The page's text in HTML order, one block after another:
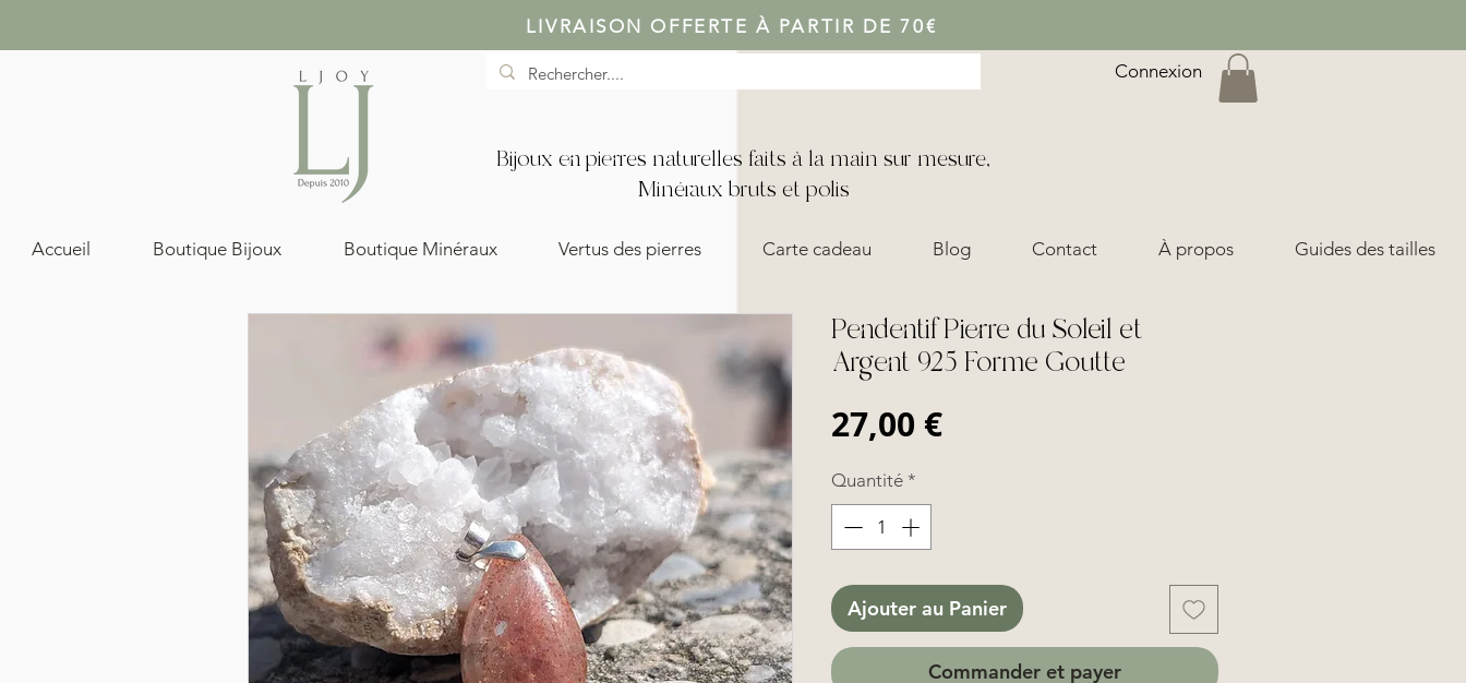
LIVRAISON OFFERTE À PARTIR DE 70€
Connexion
Bijoux en pierres naturelles faits à la main sur mesure,
Minéraux bruts et polis
Accueil Boutique Bijoux Boutique Minéraux Vertus des pierres Carte cadeau Blog Contact À propos Guides des tailles
Pendentif Pierre du Soleil et
Argent 925 Forme Goutte
27,00 €Prix
Quantité *
Ajouter au Panier
Commander et payer